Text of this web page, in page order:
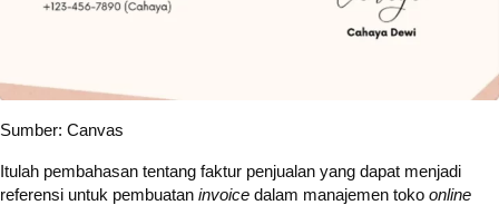
Sumber: Canvas
Itulah pembahasan tentang faktur penjualan yang dapat menjadi
referensi untuk pembuatan invoice dalam manajemen toko online